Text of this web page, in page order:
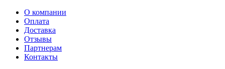
О компании
Оплата
Доставка
Отзывы
Партнерам
Контакты